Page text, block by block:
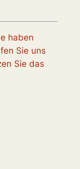
haben
Sie uns
Sie das